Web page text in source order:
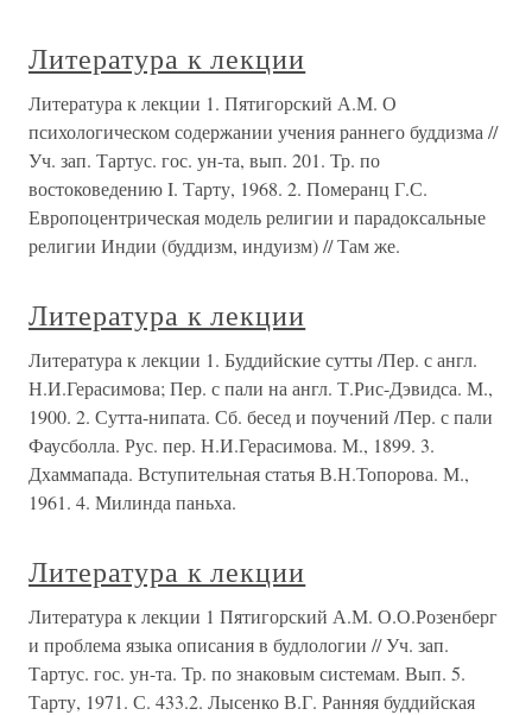
Литература к лекции
Литература к лекции 1. Пятигорский А.М. О
психологическом содержании учения раннего буддизма //
Уч. зап. Тартус. гос. ун-та, вып. 201. Тр. по
востоковедению I. Тарту, 1968. 2. Померанц Г.С.
Европоцентрическая модель религии и парадоксальные
религии Индии (буддизм, индуизм) // Там же.
Литература к лекции
Литература к лекции 1. Буддийские сутты /Пер. с англ.
Н.И.Герасимова; Пер. с пали на англ. Т.Рис-Дэвидса. М.,
1900. 2. Сутта-нипата. Сб. бесед и поучений /Пер. с пали
Фаусболла. Рус. пер. Н.И.Герасимова. М., 1899. 3.
Дхаммапада. Вступительная статья В.Н.Топорова. М.,
1961. 4. Милинда паньха.
Литература к лекции
Литература к лекции 1 Пятигорский А.М. О.О.Розенберг
и проблема языка описания в будлологии // Уч. зап.
Тартус. гос. ун-та. Тр. по знаковым системам. Вып. 5.
Тарту, 1971. С. 433.2. Лысенко В.Г. Ранняя буддийская